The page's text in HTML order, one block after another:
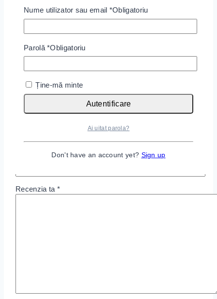
Recenzii
Încă nu s-a înregistrat nicio recenzie.
Portofel Din Canepa Middle”
Adresa ta de email nu va fi publicată. Câmpurile
Titlu recenzie
Recenzia ta *
Nume utilizator sau email *Obligatoriu
Parolă*Obligatoriu
Ține-mă minte
Autentificare
Ai uitat parola?
Don't have an account yet? Sign up